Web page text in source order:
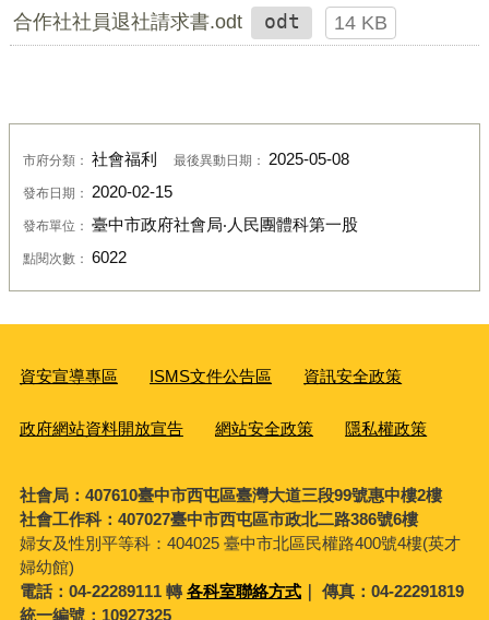
合作社社員退社請求書.odt odt 14 KB
市府分類： 社會福利 最後異動日期： 2025-05-08
發布日期： 2020-02-15
發布單位： 臺中市政府社會局‧人民團體科第一股
點閱次數： 6022
資安宣導專區 ISMS文件公告區 資訊安全政策
政府網站資料開放宣告 網站安全政策 隱私權政策
社會局：407610臺中市西屯區臺灣大道三段99號惠中樓2樓
社會工作科：407027臺中市西屯區市政北二路386號6樓
婦女及性別平等科： 404025 臺中市北區民權路400號4樓(英才
婦幼館)
電話：04-22289111 轉各科室聯絡方式｜ 傳真：04-22291819
統一編號：10927325